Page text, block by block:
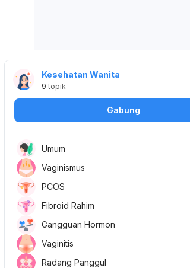
Kesehatan Wanita
9 topik
Gabung
Umum
Vaginismus
PCOS
Fibroid Rahim
Gangguan Hormon
Vaginitis
Radang Panggul